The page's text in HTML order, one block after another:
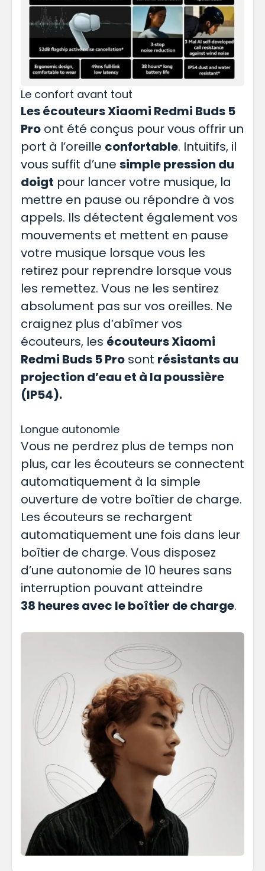
Le confort avant tout
Les écouteurs Xiaomi Redmi Buds 5
Pro ont été conçus pour vous offrir un
port à l’oreille confortable. Intuitifs, il
vous suffit d’une simple pression du
doigt pour lancer votre musique, la
mettre en pause ou répondre à vos
appels. Ils détectent également vos
mouvements et mettent en pause
votre musique lorsque vous les
retirez pour reprendre lorsque vous
les remettez. Vous ne les sentirez
absolument pas sur vos oreilles. Ne
craignez plus d’abîmer vos
écouteurs, les écouteurs Xiaomi
Redmi Buds 5 Pro sont résistants au
projection d’eau et à la poussière
(IP54).
Longue autonomie
Vous ne perdrez plus de temps non
plus, car les écouteurs se connectent
automatiquement à la simple
ouverture de votre boîtier de charge.
Les écouteurs se rechargent
automatiquement une fois dans leur
boîtier de charge. Vous disposez
d’une autonomie de 10 heures sans
interruption pouvant atteindre
38 heures avec le boîtier de charge.